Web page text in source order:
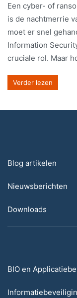
Een cyber- of
is de nachtmerrie
moet er snel
Information
cruciale rol. Maar
Verder lezen
Blog artikelen
Nieuwsberichten
Downloads
BIO en